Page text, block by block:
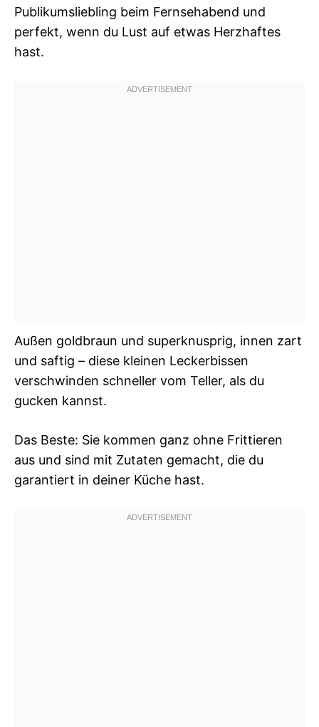
Publikumsliebling beim Fernsehabend und
perfekt, wenn du Lust auf etwas Herzhaftes
hast.
Außen goldbraun und superknusprig, innen zart
und saftig – diese kleinen Leckerbissen
verschwinden schneller vom Teller, als du
gucken kannst.
Das Beste: Sie kommen ganz ohne Frittieren
aus und sind mit Zutaten gemacht, die du
garantiert in deiner Küche hast.